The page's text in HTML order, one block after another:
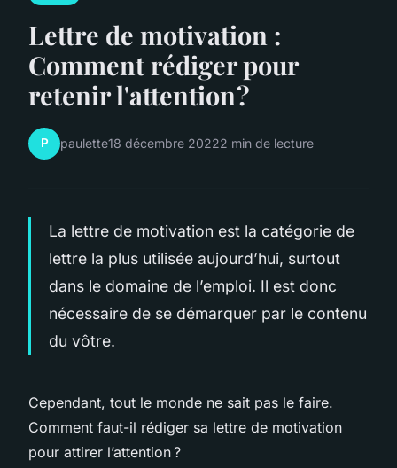
Lettre de motivation :
Comment rédiger pour
retenir l'attention ?
P paulette18 décembre 20222 min de lecture
La lettre de motivation est la catégorie de
lettre la plus utilisée aujourd’hui, surtout
dans le domaine de l’emploi. Il est donc
nécessaire de se démarquer par le contenu
du vôtre.
Cependant, tout le monde ne sait pas le faire.
Comment faut-il rédiger sa lettre de motivation
pour attirer l’attention ?